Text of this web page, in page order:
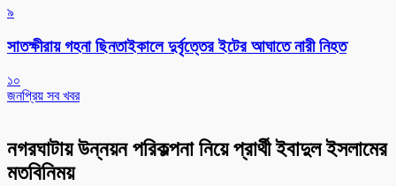
৯
সাতক্ষীরায় গহনা ছিনতাইকালে দুর্বৃত্তের ইটের আঘাতে নারী নিহত
১০
জনপ্রিয় সব খবর
নগরঘাটায় উন্নয়ন পরিকল্পনা নিয়ে প্রার্থী ইবাদুল ইসলামের
মতবিনিময়